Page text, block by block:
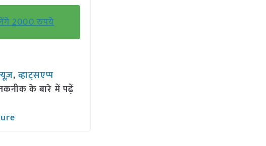
2000 रुपये
,व्हाट्सएप्प
के बारे में पढ़ें